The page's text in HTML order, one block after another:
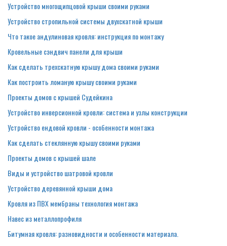
Устройство многощипцовой крыши своими руками
Устройство стропильной системы двухскатной крыши
Что такое андулиновая кровля: инструкция по монтажу
Кровельные сэндвич панели для крыши
Как сделать трехскатную крышу дома своими руками
Как построить ломаную крышу своими руками
Проекты домов с крышей Судейкина
Устройство инверсионной кровли: система и узлы конструкции
Устройство ендовой кровли - особенности монтажа
Как сделать стеклянную крышу своими руками
Проекты домов с крышей шале
Виды и устройство шатровой кровли
Устройство деревянной крыши дома
Кровля из ПВХ мембраны технология монтажа
Навес из металлопрофиля
Битумная кровля: разновидности и особенности материала.